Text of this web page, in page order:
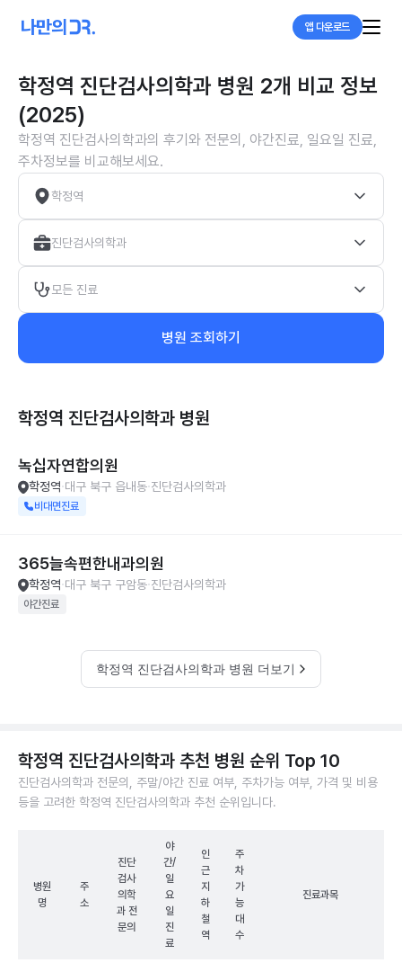
앱 다운로드
학정역 진단검사의학과 병원 2개 비교 정보
(2025)
학정역 진단검사의학과의 후기와 전문의, 야간진료, 일요일 진료,
주차정보를 비교해보세요.
학정역
진단검사의학과
모든 진료
병원 조회하기
학정역 진단검사의학과 병원
녹십자연합의원
학정역 대구 북구 읍내동 진단검사의학과
비대면진료
365늘속편한내과의원
학정역 대구 북구 구암동 진단검사의학과
야간진료
학정역 진단검사의학과 병원 더보기
학정역 진단검사의학과 추천 병원 순위 Top 10
진단검사의학과 전문의, 주말/야간 진료 여부, 주차가능 여부, 가격 및 비용
등을 고려한 학정역 진단검사의학과 추천 순위입니다.
병원
명
주
소
진단
검사
의학
과 전
문의
야
간/
일
요
일
진
료
인
근
지
하
철
역
주
차
가
능
대
수
진료과목